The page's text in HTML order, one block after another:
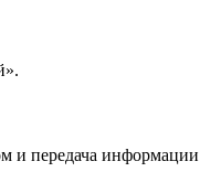
и передача информации